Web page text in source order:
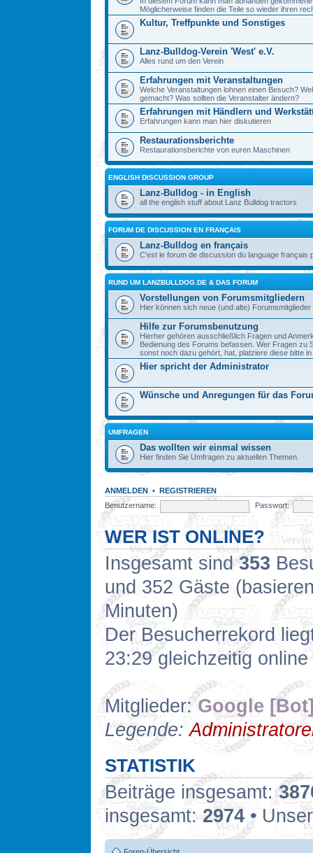
Möglicherweise finden die Teile so wieder ihren
Kultur, Treffpunkte und Sonstiges
Lanz-Bulldog-Verein 'West' e.V.
Alles rund um den Verein
Erfahrungen mit Veranstaltungen
Welche Veranstaltungen lohnen einen Besuch?
gemacht? Was sollten die Veranstalter ändern?
Erfahrungen mit Händlern und
Erfahrungen kann man hier diskutieren
Restaurationsberichte
Restaurationsberichte von euren Maschinen
ENGLISH DISCUSSION GROUP
Lanz-Bulldog - in English
all the english stuff about Lanz Bulldog tractors
FORUM DE DISCUSSION EN FRANÇAIS
Lanz-Bulldog en français
C'est le forum de discussion du language français
RUND UM LANZBULLDOG.DE & DAS FORUM
Vorstellungen von Forumsmitgliedern
Hier können sich neue (und alte)
Hilfe zur Forumsbenutzung
Hierher gehören ausschließlich Fragen und
Bedienung des Forums befassen. Wer Fragen zu
sonst noch dazu gehört, hat, platziere diese bitte
Hier spricht der Administrator
Wünsche und Anregungen für das
UMFRAGEN
Das wollten wir einmal wissen
Hier finden Sie Umfragen zu aktuellen Themen.
ANMELDEN • REGISTRIEREN
Benutzername:
Passwort:
WER IST ONLINE?
Insgesamt sind353
und 352 Gäste
Minuten)
Der Besucherrekord
23:29 gleichzeitig
Mitglieder:Google
Legende:
STATISTIK
Beiträge insgesamt:
insgesamt:2974 •